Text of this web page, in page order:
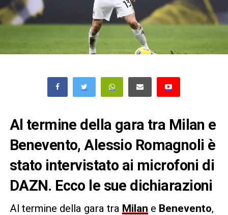
Al termine della gara tra Milan e
Benevento, Alessio Romagnoli è
stato intervistato ai microfoni di
DAZN. Ecco le sue dichiarazioni
Al termine della gara tra Milan e Benevento,